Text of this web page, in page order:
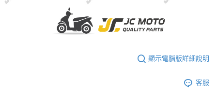
顯示電腦版詳細說明
客服